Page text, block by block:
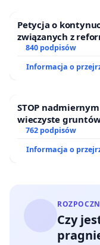
Petycja o
związanych z
840 podpisów
Informacja o
STOP
wieczyste
ogrody działkowe.
762 podpisów
Informacja o
Czy